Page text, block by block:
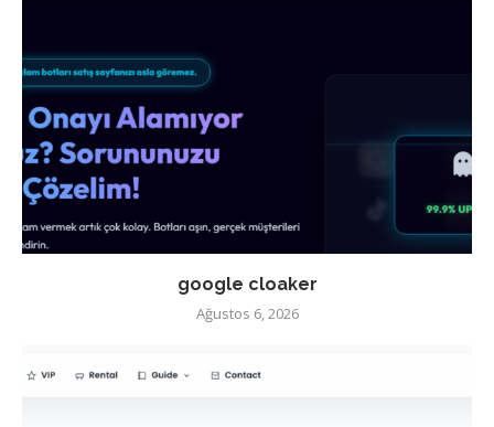
google cloaker
Ağustos 6, 2026